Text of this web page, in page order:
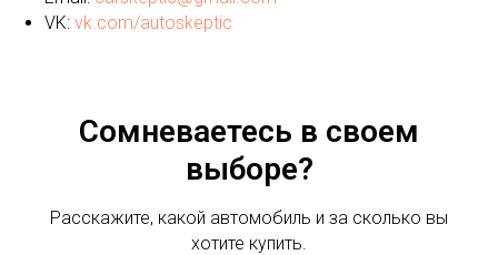
VK: vk.com/autoskeptic
Сомневаетесь в своем
выборе?
Расскажите, какой автомобиль и за сколько вы
хотите купить.